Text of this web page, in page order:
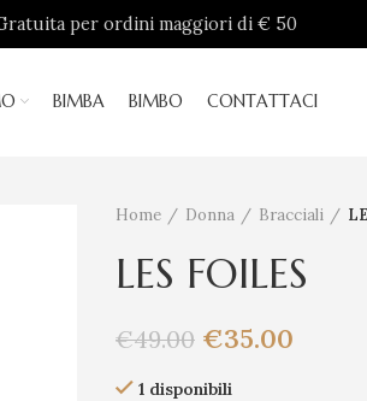
per ordini maggiori di € 50
BIMBA BIMBO CONTATTACI
Home Donna Bracciali
LES FOILES
€49.00 €35.00
1 disponibili